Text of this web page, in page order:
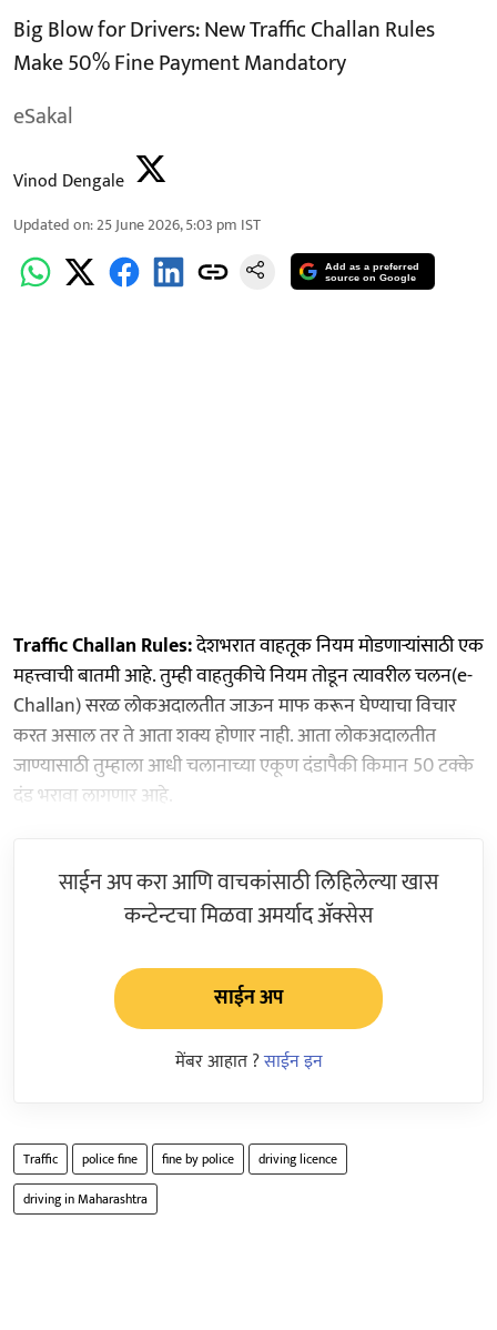
Big Blow for Drivers: New Traffic Challan Rules
Make 50% Fine Payment Mandatory
eSakal
Vinod Dengale
Updated on:25 June 2026, 5:03 pm IST
Add as a preferred
source on Google
Traffic Challan Rules:देशभरात वाहतूक नियम मोडणाऱ्यांसाठी एक
महत्त्वाची बातमी आहे. तुम्ही वाहतुकीचे नियम तोडून त्यावरील चलन(e-
Challan) सरळ लोकअदालतीत जाऊन माफ करून घेण्याचा विचार
करत असाल तर ते आता शक्य होणार नाही. आता लोकअदालतीत
जाण्यासाठी तुम्हाला आधी चलानाच्या एकूण दंडापैकी किमान 50 टक्के
दंड भरावा लागणार आहे.
साईन अप करा आणि वाचकांसाठी लिहिलेल्या खास
कन्टेन्टचा मिळवा अमर्याद ॲक्सेस
साईन अप
मेंबर आहात ?साईन इन
Traffic police fine fine by police
driving licence
driving in Maharashtra